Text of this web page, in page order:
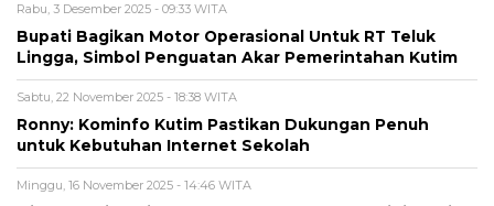
Rabu, 3 Desember 2025 - 09:33 WITA
Bupati Bagikan Motor Operasional Untuk RT Teluk
Lingga, Simbol Penguatan Akar Pemerintahan Kutim
Sabtu, 22 November 2025 - 18:38 WITA
Ronny: Kominfo Kutim Pastikan Dukungan Penuh
untuk Kebutuhan Internet Sekolah
Minggu, 16 November 2025 - 14:46 WITA